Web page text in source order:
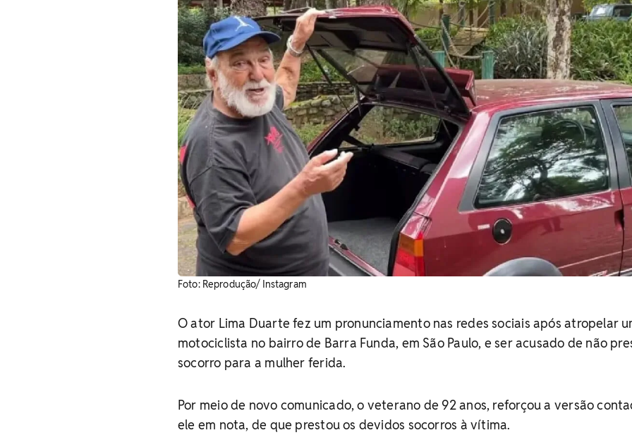
Foto: Reprodução/ Instagram
O ator Lima Duarte fez um pronunciamento nas redes sociais após atropelar
motociclista no bairro de Barra Funda, em São Paulo, e ser acusado de não
socorro para a mulher ferida.
Por meio de novo comunicado, o veterano de 92 anos, reforçou a versão
ele em nota, de que prestou os devidos socorros à vítima.